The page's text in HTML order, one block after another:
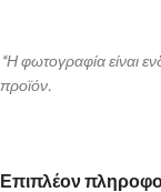
*Η φωτογραφία είναι
προϊόν.
Επιπλέον